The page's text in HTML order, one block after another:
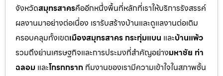
จังหวัดสมุทรสาครคืออีกหนึ่งพื้นที่หลักที่เราให้บริการรังสรรค์
ผลงานมาอย่างต่อเนื่อง เรารับสร้างบ้านและดูแลงานต่อเติม
ครอบคลุมทั้งเขตเมืองสมุทรสาคร กระทุ่มแบน และบ้านแพ้ว
รวมถึงย่านเศรษฐกิจและการประมงที่สำคัญอย่างมหาชัย ท่า
ฉลอม และโกรกกราก ทีมงานของเรามีความเข้าใจในสภาพชั้น